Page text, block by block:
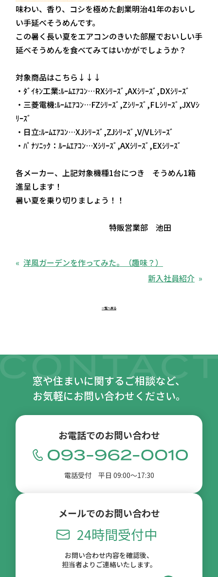
味わい、香り、コシを極めた創業明治41年のおいし
い手延べそうめんです。
この暑く長い夏をエアコンのきいた部屋でおいしい手
延べそうめんを食べてみてはいかがでしょうか？
対象商品はこちら↓↓↓
・ﾀﾞｲｷﾝ工業:ﾙｰﾑｴｱｺﾝ…RXｼﾘｰｽﾞ,AXｼﾘｰｽﾞ,DXｼﾘｰｽﾞ
・三菱電機:ﾙｰﾑｴｱｺﾝ…FZｼﾘｰｽﾞ,Zｼﾘｰｽﾞ,FLｼﾘｰｽﾞ,JXVｼ
ﾘｰｽﾞ
・日立:ﾙｰﾑｴｱｺﾝ…XJｼﾘｰｽﾞ,ZJｼﾘｰｽﾞ,V/VLｼﾘｰｽﾞ
・ﾊﾟﾅｿﾆｯｸ：ﾙｰﾑｴｱｺﾝ…Xｼﾘｰｽﾞ,AXｼﾘｰｽﾞ,EXｼﾘｰｽﾞ
各メーカー、上記対象機種1台につき そうめん1箱
進呈します！
暑い夏を乗り切りましょう！！
特販営業部 池田
洋風ガーデンを作ってみた。（趣味？）
新入社員紹介
一覧へ戻る
窓や住まいに関するご相談など、
お気軽にお問い合わせください。
お電話でのお問い合わせ
電話受付 平日 09:00〜17:30
メールでのお問い合わせ
24時間受付中
お問い合わせ内容を確認後、
担当者よりご連絡いたします。